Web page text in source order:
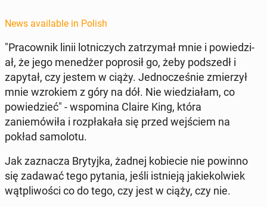
News available in Polish
"Pra­cown­ik linii lot­niczych za­trzy­mał mnie i powiedzi­
ał, że jego menedżer poprosił go, żeby pod­szedł i
zapytał, czy jestem w ciąży. Jed­nocześnie zmierzył
mnie wzrok­iem z góry na dół. Nie wiedzi­ałam, co
powiedzieć" - wspom­i­na Claire King, która
zaniemówiła i rozpłakała się przed we­jś­ciem na
pokład samolo­tu.
Jak za­z­nacza Bry­tyj­ka, żadnej ko­biecie nie powinno
się zadawać tego pytania, jeśli ist­nieją jakiekol­wiek
wąt­pli­woś­ci co do tego, czy jest w ciąży, czy nie.